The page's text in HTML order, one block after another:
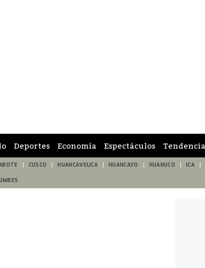
Deportes Economía Espectáculos Tendencia
CUSCO HUANCAVELICA HUANCAYO HUÁNUCO ICA